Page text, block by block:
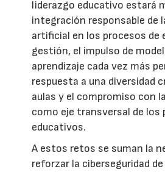
liderazgo educativo estará
integración responsable de
artificial en los procesos de
gestión, el impulso de
aprendizaje cada vez más
respuesta a una diversidad
aulas y el compromiso con
como eje transversal de los
educativos.
A estos retos se suman la
reforzar la ciberseguridad